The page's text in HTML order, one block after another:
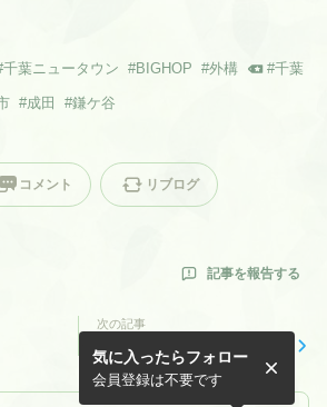
千葉ニュータウン #BIGHOP #外構 #千葉
#成田 #鎌ケ谷
コメント リブログ
記事を報告する
次の記事
EXG EXHIBITION 2026 新商
品ご紹介
気に入ったらフォロー
会員登録は不要です